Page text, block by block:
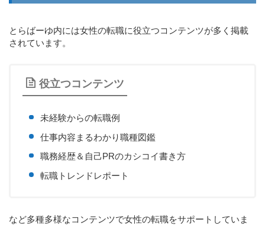
とらばーゆ内には女性の転職に役立つコンテンツが多く掲載
されています。
役立つコンテンツ
未経験からの転職例
仕事内容まるわかり職種図鑑
職務経歴＆自己PRのカシコイ書き方
転職トレンドレポート
など多種多様なコンテンツで女性の転職をサポートしていま